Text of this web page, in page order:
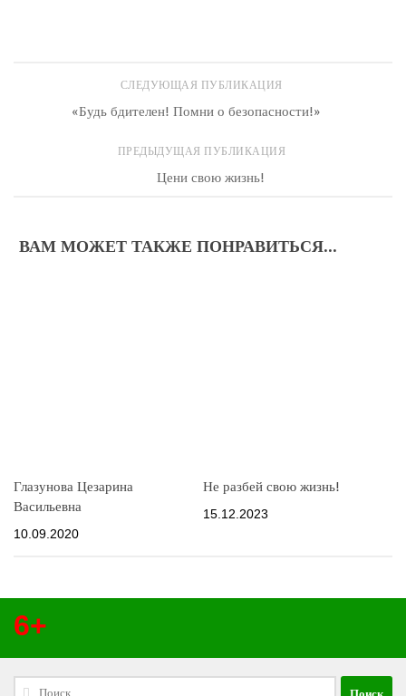
СЛЕДУЮЩАЯ ПУБЛИКАЦИЯ
«Будь бдителен! Помни о безопасности!»
ПРЕДЫДУЩАЯ ПУБЛИКАЦИЯ
Цени свою жизнь!
ВАМ МОЖЕТ ТАКЖЕ ПОНРАВИТЬСЯ...
Глазунова Цезарина
Васильевна
10.09.2020
Не разбей свою жизнь!
15.12.2023
6+
Найти: